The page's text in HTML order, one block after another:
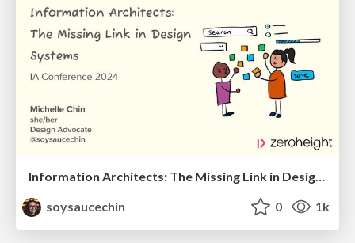
Information Architects: The Missing Link in Design Systems
soysaucechin
0 1k